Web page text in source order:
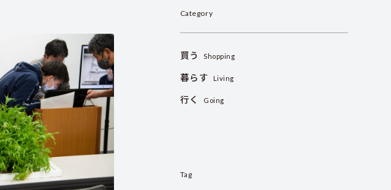
Category
買う Shopping
暮らす Living
行く Going
Tag